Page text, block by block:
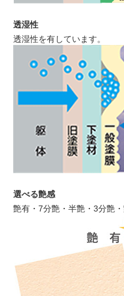
透湿性
透湿性を有しています。
選べる艶感
艶有・7分艶・半艶・3分艶・